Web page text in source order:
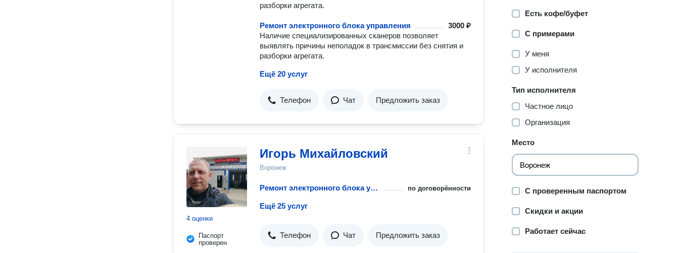
разборки агрегата.
Ремонт электронного блока управления
3000 ₽
Наличие специализированных сканеров позволяет
выявлять причины неполадок в трансмиссии без снятия и
разборки агрегата.
Ещё 20 услуг
Телефон Чат Предложить заказ
4 оценки
Паспорт
проверен
Игорь Михайловский
Воронеж
Ремонт электронного блока управления по договорённости
Ещё 25 услуг
Телефон Чат Предложить заказ
Есть кофе/буфет
С примерами
У меня
У исполнителя
Тип исполнителя
Частное лицо
Организация
Место
С проверенным паспортом
Скидки и акции
Работает сейчас